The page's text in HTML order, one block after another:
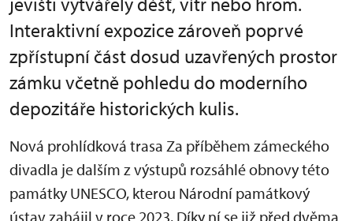
Interaktivní expozice zároveň poprvé
zpřístupní část dosud uzavřených prostor
zámku včetně pohledu do moderního
depozitáře historických kulis.
Nová prohlídková trasa Za příběhem zámeckého
divadla je dalším z výstupů rozsáhlé obnovy této
památky UNESCO, kterou Národní památkový
ústav zahájil v roce 2023. Díky ní se již před dvěma